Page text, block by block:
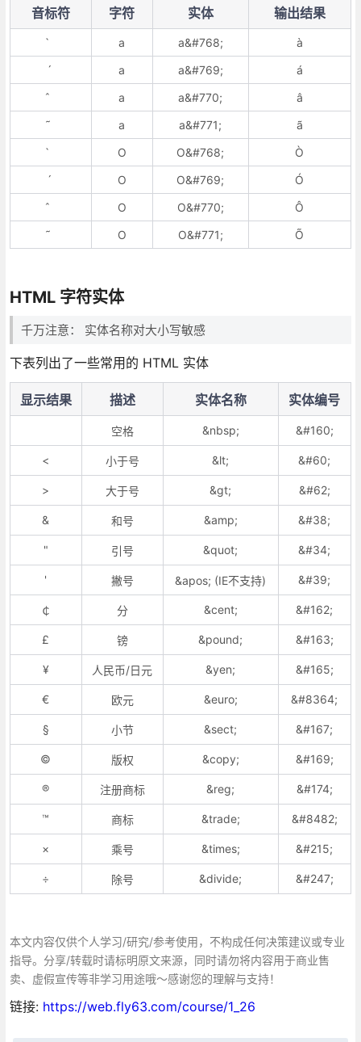
音标符 字符 实体 输出结果
a a&#768;
à
a
a&#769;
á
a
a&#770;
â
a
a&#771;
ã
O
O&#768;
Ò
O
O&#769;
Ó
O
O&#770;
Ô
O
O&#771; Õ
HTML 字符实体
千万注意： 实体名称对大小写敏感
下表列出了一些常用的 HTML 实体
显示结果 描述 实体名称 实体编号
空格 &nbsp; &#160;
< 小于号 &lt; &#60;
> 大于号 &gt; &#62;
& 和号 &amp; &#38;
" 引号 &quot; &#34;
' 撇号 &apos; (IE不支持) &#39;
￠ 分 &cent; &#162;
£ 镑 &pound; &#163;
¥ 人民币/日元 &yen; &#165;
€ 欧元 &euro; &#8364;
§ 小节 &sect; &#167;
© 版权 &copy; &#169;
® 注册商标 &reg; &#174;
™ 商标 &trade; &#8482;
× 乘号 &times; &#215;
÷ 除号 &divide; &#247;
本文内容仅供个人学习/研究/参考使用，不构成任何决策建议或专业
指导。分享/转载时请标明原文来源，同时请勿将内容用于商业售
卖、虚假宣传等非学习用途哦～感谢您的理解与支持！
链接: https://web.fly63.com/course/1_26